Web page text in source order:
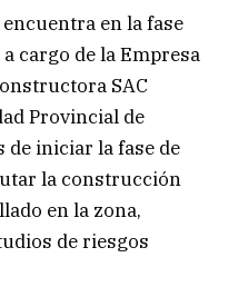
en la fase
cargo de la Empresa
SAC
Provincial de
de iniciar la fase de
la construcción
en la zona,
de riesgos